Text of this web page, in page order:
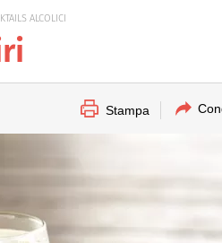
Pane pizza focacce
Marmellate e confetture
Ricette di base
Bevande
Donna
ALCOLICI
Stampa